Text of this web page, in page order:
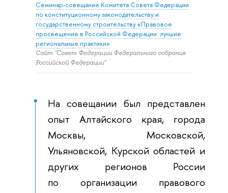
Семинар-совещание Комитета Совета Федерации
по конституционному законодательству и
государственному строительству «Правовое
просвещение в Российской Федерации: лучшие
региональные практики»
Сайт "Совет Федерации Федерального собрания
Российской Федерации"
На совещании был представлен
опыт Алтайского края, города
Москвы, Московской,
Ульяновской, Курской областей и
других регионов России
по организации правового